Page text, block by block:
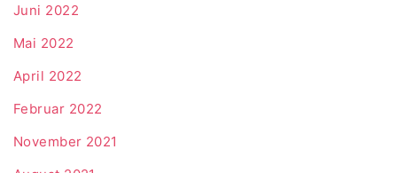
Juni 2022
Mai 2022
April 2022
Februar 2022
November 2021